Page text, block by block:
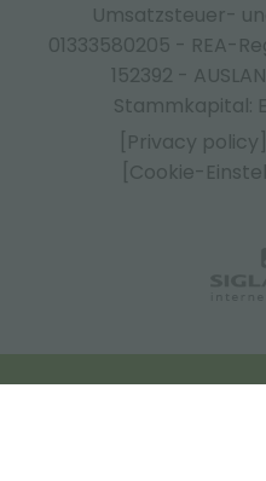
Umsatzsteuer-
01333580205 - REA-
152392 -
Stammkapital:
[Privacy policy]
[Cookie-